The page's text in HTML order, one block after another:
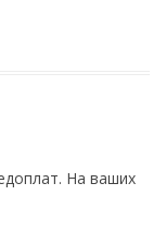
На ваших